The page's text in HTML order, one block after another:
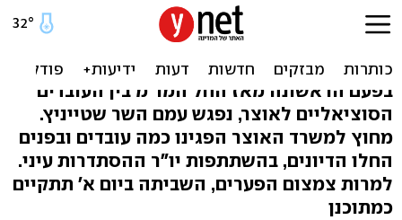
עובדי הרווחה לשטייניץ:
"רוצים צדק, לא צדקה"
בפעם הראשונה מאז החל המו"מ בין העובדים
הסוציאליים לאוצר, נפגש עמם השר שטייניץ.
מחוץ למשרד האוצר הפגינו כמה עובדים ובפנים
החלו הדיונים, בהשתתפות יו"ר ההסתדרות עיני.
למרות צמצום הפערים, השביתה ביום א' תתקיים
כמתוכנן